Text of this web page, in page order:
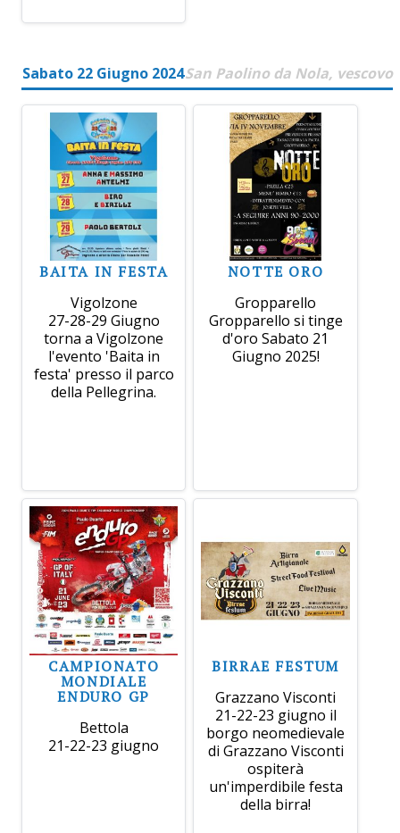
Sabato 22 Giugno 2024San Paolino da Nola, vescovo
BAITA IN FESTA
Vigolzone
27-28-29 Giugno
torna a Vigolzone
l'evento 'Baita in
festa' presso il parco
della Pellegrina.
NOTTE ORO
Gropparello
Gropparello si tinge
d'oro Sabato 21
Giugno 2025!
CAMPIONATO
MONDIALE
ENDURO GP
Bettola
21-22-23 giugno
BIRRAE FESTUM
Grazzano Visconti
21-22-23 giugno il
borgo neomedievale
di Grazzano Visconti
ospiterà
un'imperdibile festa
della birra!